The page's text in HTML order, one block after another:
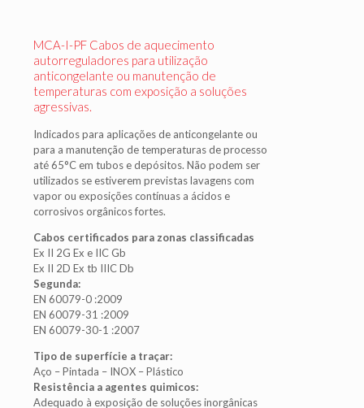
MCA-I-PF Cabos de aquecimento
autorreguladores para utilização
anticongelante ou manutenção de
temperaturas com exposição a soluções
agressivas.
Indicados para aplicações de anticongelante ou
para a manutenção de temperaturas de processo
até 65°C em tubos e depósitos. Não podem ser
utilizados se estiverem previstas lavagens com
vapor ou exposições contínuas a ácidos e
corrosivos orgânicos fortes.
Cabos certificados para zonas classificadas
Ex II 2G Ex e IIC Gb
Ex II 2D Ex tb IIIC Db
Segunda:
EN 60079-0 :2009
EN 60079-31 :2009
EN 60079-30-1 :2007
Tipo de superfície a traçar:
Aço – Pintada – INOX – Plástico
Resistência a agentes quimicos:
Adequado à exposição de soluções inorgânicas